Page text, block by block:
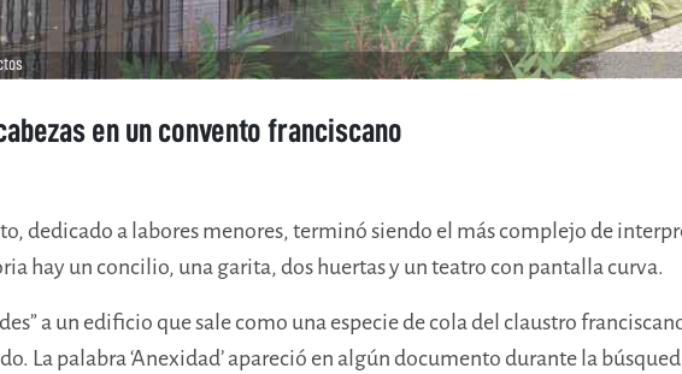
en un convento franciscano
dedicado a labores menores, terminó siendo el más complejo de
hay un concilio, una garita, dos huertas y un teatro con pantalla curva.
a un edificio que sale como una especie de cola del claustro
La palabra ‘Anexidad’ apareció en algún documento durante la